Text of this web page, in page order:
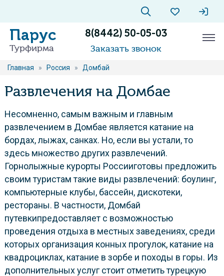
Парус
Турфирма
8(8442) 50-05-03
Заказать звонок
Главная » Россия » Домбай
Развлечения на Домбае
Несомненно, самым важным и главным
развлечением в Домбае является катание на
бордах, лыжах, санках. Но, если вы устали, то
здесь множество других развлечений.
Горнолыжные курорты Россииготовы предложить
своим туристам такие виды развлечений: боулинг,
компьютерные клубы, бассейн, дискотеки,
рестораны. В частности, Домбай
путевкипредоставляет с возможностью
проведения отдыха в местных заведениях, среди
которых организация конных прогулок, катание на
квадроциклах, катание в зорбе и походы в горы. Из
дополнительных услуг стоит отметить турецкую